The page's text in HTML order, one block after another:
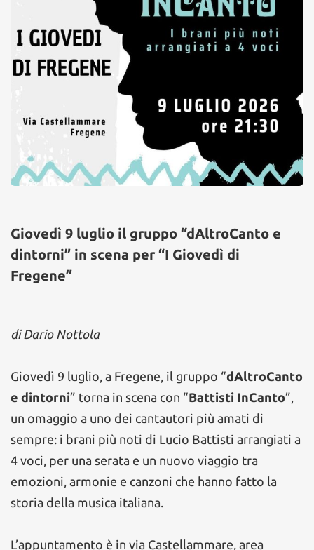
Giovedì 9 luglio il gruppo “dAltroCanto e
dintorni” in scena per “I Giovedì di
Fregene”
di Dario Nottola
Giovedì 9 luglio, a Fregene, il gruppo “dAltroCanto
e dintorni” torna in scena con “Battisti InCanto”,
un omaggio a uno dei cantautori più amati di
sempre: i brani più noti di Lucio Battisti arrangiati a
4 voci, per una serata e un nuovo viaggio tra
emozioni, armonie e canzoni che hanno fatto la
storia della musica italiana.
L’appuntamento è in via Castellammare, area